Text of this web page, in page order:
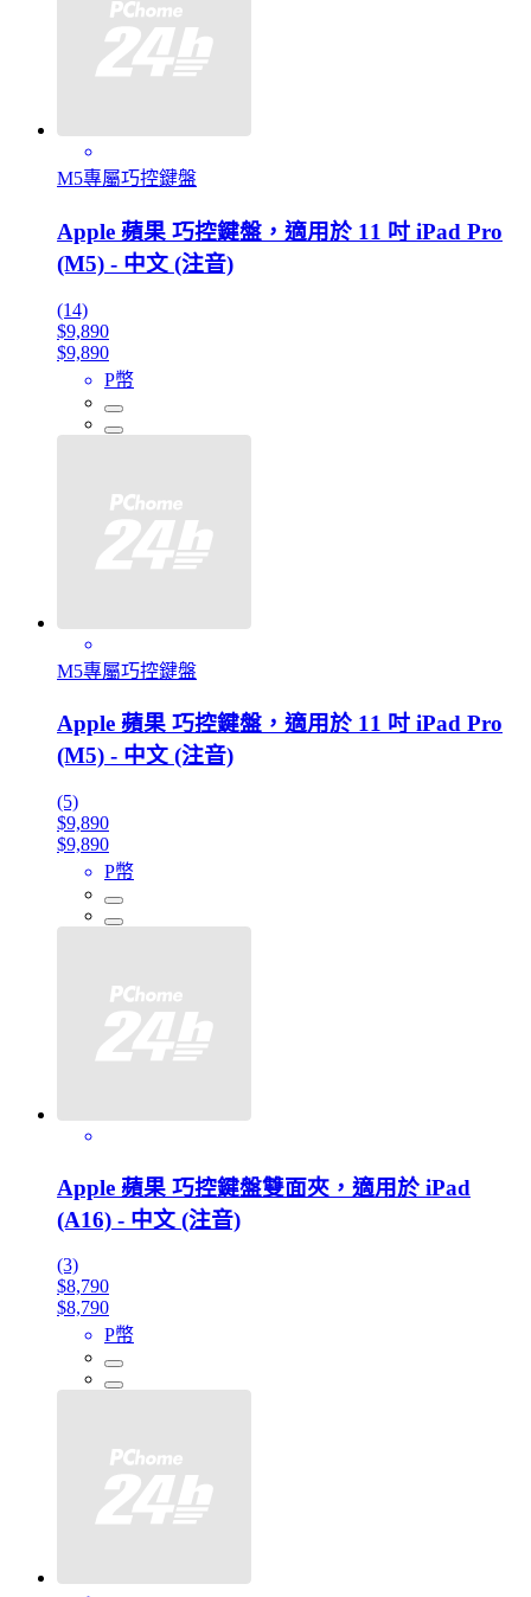
M5專屬巧控鍵盤
Apple 蘋果 巧控鍵盤，適用於 11 吋 iPad Pro
(M5) - 中文 (注音)
(14)
$9,890
$9,890
P幣
M5專屬巧控鍵盤
Apple 蘋果 巧控鍵盤，適用於 11 吋 iPad Pro
(M5) - 中文 (注音)
(5)
$9,890
$9,890
P幣
Apple 蘋果 巧控鍵盤雙面夾，適用於 iPad
(A16) - 中文 (注音)
(3)
$8,790
$8,790
P幣